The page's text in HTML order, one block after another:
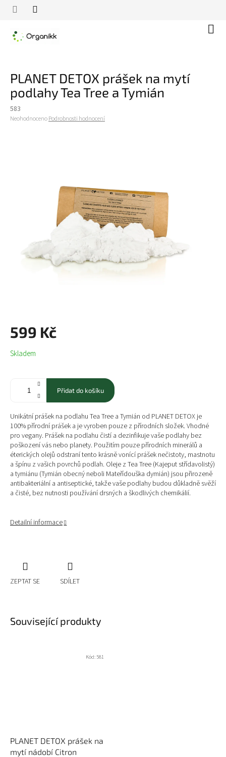
Přejít
PLANET DETOX prášek na mytí
podlahy Tea Tree a Tymián
583
Průměrné
NeohodnocenoPodrobnosti hodnocení
599 Kč
Měrná
cena:
Skladem
Přidat do košíku
Unikátní prášek na podlahu Tea Tree a Tymián od PLANET DETOX je
100% přírodní prášek a je vyroben pouze z přírodních složek. Vhodné
pro vegany. Prášek na podlahu čistí a dezinfikuje vaše podlahy bez
poškození vás nebo planety. Použitím pouze přírodních minerálů a
éterických olejů odstraní tento krásně vonící prášek nečistoty, mastnotu
a špínu z vašich povrchů podlah. Oleje z Tea Tree (Kajeput střídavolistý)
a tymiánu (Tymián obecný neboli Mateřídouška dymián) jsou přirozeně
antibakteriální a antiseptické, takže vaše podlahy budou důkladně svěží
a čisté, bez nutnosti používání drsných a škodlivých chemikálií.
Detailní informace
ZEPTAT SE SDÍLET
Související produkty
PLANET DETOX prášek na
mytí nádobí Citron
Kód: 581